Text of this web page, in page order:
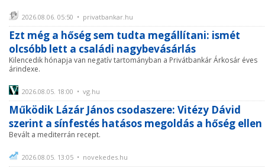
2026.08.06. 05:50 • privatbankar.hu
Ezt még a hőség sem tudta megállítani: ismét
olcsóbb lett a családi nagybevásárlás
Kilencedik hónapja van negatív tartományban a Privátbankár Árkosár éves
árindexe.
2026.08.05. 18:00 • vg.hu
Működik Lázár János csodaszere: Vitézy Dávid
szerint a sínfestés hatásos megoldás a hőség ellen
Bevált a mediterrán recept.
2026.08.05. 13:05 • novekedes.hu